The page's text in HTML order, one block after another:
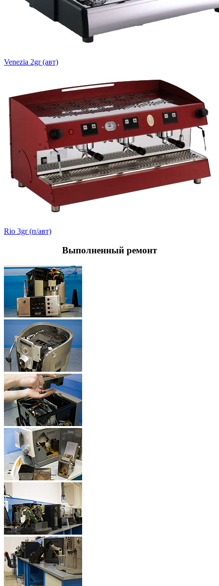
Venezia 2gr (авт)
Rio 3gr (п/авт)
Выполненный ремонт